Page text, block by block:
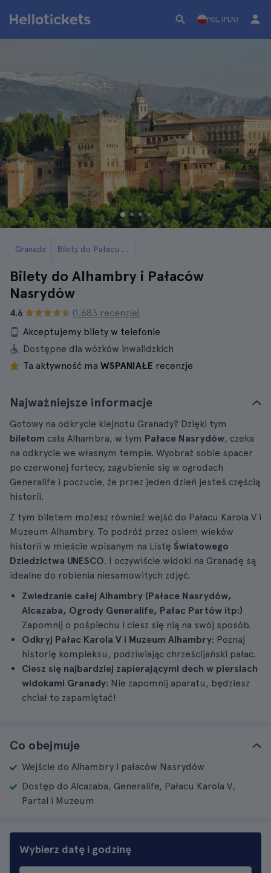
POL (PLN)
Granada Bilety do Pałacu Alhambra w Granadzie
Bilety do Alhambry i Pałaców
Nasrydów
4.6
(1.683 recenzje)
Akceptujemy bilety w telefonie
Dostępne dla wózków inwalidzkich
Ta aktywność ma WSPANIAŁE recenzje
Najważniejsze informacje
Gotowy na odkrycie klejnotu Granady? Dzięki tym
biletom cała Alhambra, w tym Pałace Nasrydów, czeka
na odkrycie we własnym tempie. Wyobraź sobie spacer
po czerwonej fortecy, zagubienie się w ogrodach
Generalife i poczucie, że przez jeden dzień jesteś częścią
historii.
Z tym biletem możesz również wejść do Pałacu Karola V i
Muzeum Alhambry. To podróż przez osiem wieków
historii w mieście wpisanym na Listę Światowego
Dziedzictwa UNESCO. I oczywiście widoki na Granadę są
idealne do robienia niesamowitych zdjęć.
Zwiedzanie całej Alhambry (Pałace Nasrydów,
Alcazaba, Ogrody Generalife, Pałac Partów itp:)
Zapomnij o pośpiechu i ciesz się nią na swój sposób.
Odkryj Pałac Karola V i Muzeum Alhambry: Poznaj
historię kompleksu, podziwiając chrześcijański pałac.
Ciesz się najbardziej zapierającymi dech w piersiach
widokami Granady: Nie zapomnij aparatu, będziesz
chciał to zapamiętać!
Co obejmuje
Wejście do Alhambry i pałaców Nasrydów
Dostęp do Alcazaba, Generalife, Pałacu Karola V,
Partal i Muzeum
Wybierz datę i godzinę